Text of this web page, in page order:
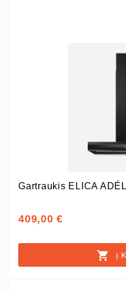
Gartraukis ELICA
409,00 €
Į